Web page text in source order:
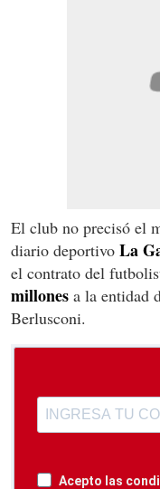
El club no precisó el
diario deportivo La
el contrato del
millones a la entidad
Berlusconi.
Acepto las